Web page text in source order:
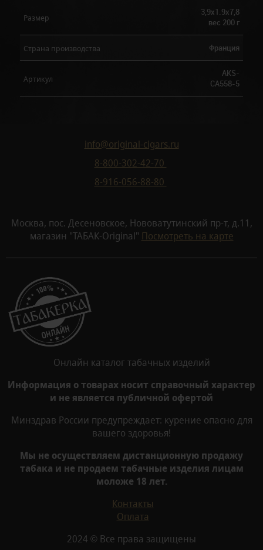
Размер
3,9х1.9х7,8
вес 200 г
Страна производства Франция
Артикул
AKS-
CA558-5
info@original-cigars.ru
8-800-302-42-70
8-916-056-88-80
Москва, пос. Десеновское, Нововатутинский пр-т, д.11,
магазин "ТАБАК-Original" Посмотреть на карте
Онлайн каталог табачных изделий
Информация о товарах носит справочный характер
и не является публичной офертой
Минздрав России предупреждает: курение опасно для
вашего здоровья!
Мы не осуществляем дистанционную продажу
табака и не продаем табачные изделия лицам
моложе 18 лет.
Контакты
Оплата
2024 © Все права защищены